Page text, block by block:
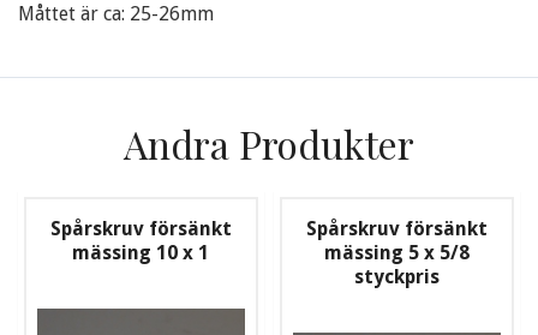
Måttet är ca: 25-26mm
Andra Produkter
Spårskruv försänkt
mässing 10 x 1
Spårskruv försänkt
mässing 5 x 5/8
styckpris